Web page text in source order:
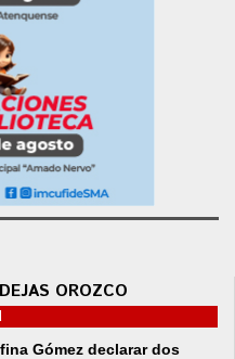
OROZCO
Gómez declarar dos